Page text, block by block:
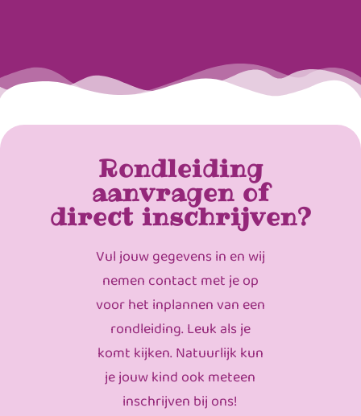
Rondleiding
aanvragen of
direct inschrijven?
Vul jouw gegevens in en wij
nemen contact met je op
voor het inplannen van een
rondleiding. Leuk als je
komt kijken. Natuurlijk kun
je jouw kind ook meteen
inschrijven bij ons!